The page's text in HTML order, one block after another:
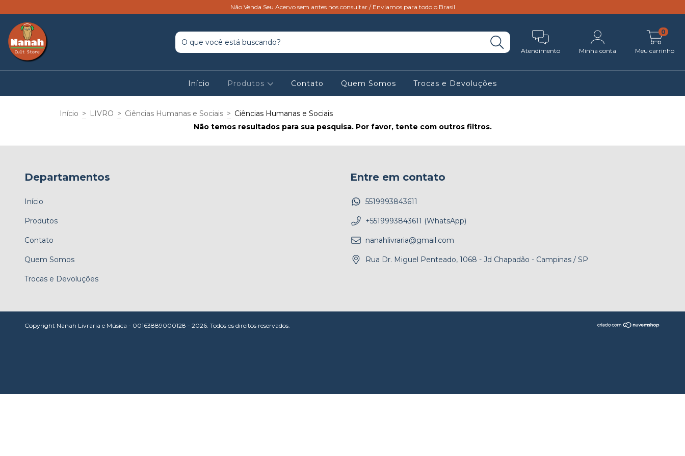
Não Venda Seu Acervo sem antes nos consultar / Enviamos para todo o Brasil
Atendimento Minha conta Meu carrinho
0
Início Produtos Contato Quem Somos Trocas e Devoluções
Início > LIVRO > Ciências Humanas e Sociais > Ciências Humanas e Sociais
Não temos resultados para sua pesquisa. Por favor, tente com outros filtros.
Departamentos
Início
Produtos
Contato
Quem Somos
Trocas e Devoluções
Entre em contato
5519993843611
+5519993843611 (WhatsApp)
nanahlivraria@gmail.com
Rua Dr. Miguel Penteado, 1068 - Jd Chapadão - Campinas / SP
Copyright Nanah Livraria e Música - 00163889000128 - 2026. Todos os direitos reservados.